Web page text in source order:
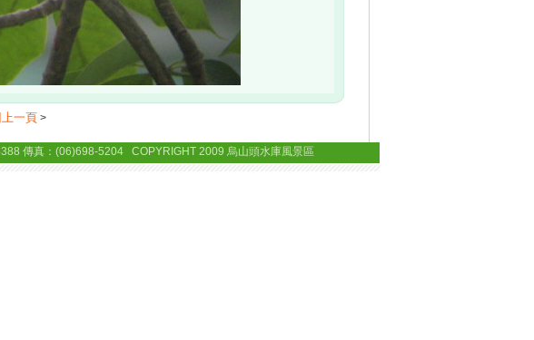
上一頁 >
傳真：(06)698-5204 COPYRIGHT 2009 烏山頭水庫風景區